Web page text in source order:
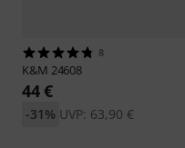
8
K&M 24608
44 €
UVP: 63,90 €
-31%